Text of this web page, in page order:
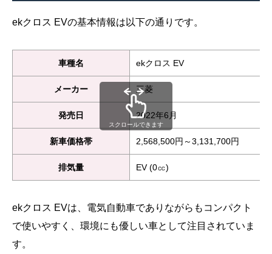
ekクロス EVの基本情報は以下の通りです。
車種名 ekクロス EV
メーカー 三菱
発売日 2022年6月
新車価格帯 2,568,500円～3,131,700円
排気量 EV (0㏄)
スクロールできます
ekクロス EVは、電気自動車でありながらもコンパクト
で使いやすく、環境にも優しい車として注目されていま
す。